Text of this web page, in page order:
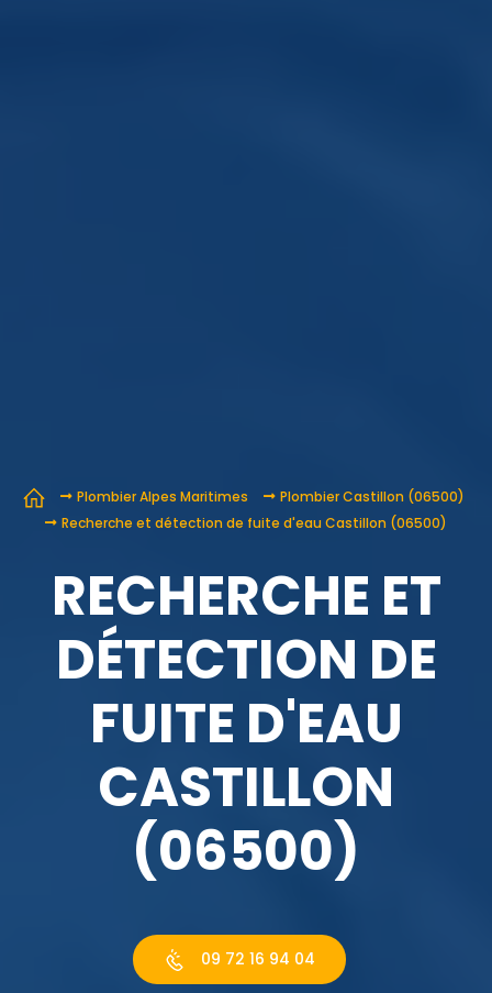
Plombier Alpes Maritimes
Plombier Castillon (06500)
Recherche et détection de fuite d'eau Castillon (06500)
RECHERCHE ET
DÉTECTION DE
FUITE D'EAU
CASTILLON
(06500)
09 72 16 94 04